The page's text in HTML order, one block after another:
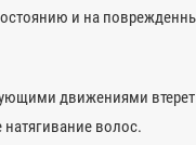
и на
движениями
волос.